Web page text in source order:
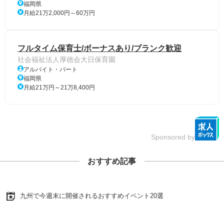
福岡県
月給21万2,000円～60万円
フルタイム保育士/ボーナスあり/ブランク歓迎
社会福祉法人厚徳会大日保育園
アルバイト・パート
福岡県
月給21万円～21万8,400円
Sponsored by
おすすめ記事
九州で今週末に開催されるおすすめイベント20選